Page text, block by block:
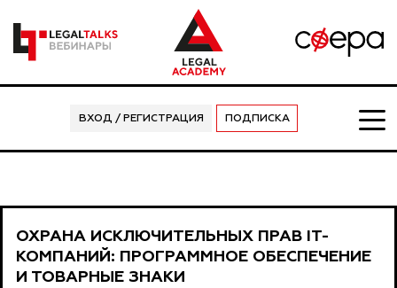
ВХОД / РЕГИСТРАЦИЯ ПОДПИСКА
ОХРАНА ИСКЛЮЧИТЕЛЬНЫХ ПРАВ IT-
КОМПАНИЙ: ПРОГРАММНОЕ ОБЕСПЕЧЕНИЕ
И ТОВАРНЫЕ ЗНАКИ